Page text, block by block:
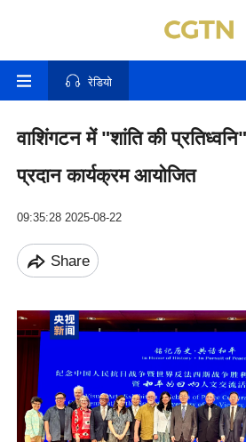
रेडियो
वाशिंगटन में "शांति की
प्रदान कार्यक्रम आयोजित
09:35:28 2025-08-22
Share